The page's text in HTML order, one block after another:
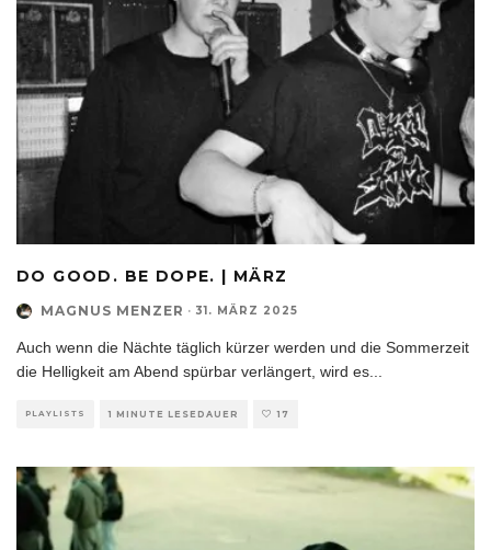
DO GOOD. BE DOPE. | MÄRZ
MAGNUS MENZER · 31. MÄRZ 2025
Auch wenn die Nächte täglich kürzer werden und die Sommerzeit
die Helligkeit am Abend spürbar verlängert, wird es...
PLAYLISTS 1 MINUTE LESEDAUER 17